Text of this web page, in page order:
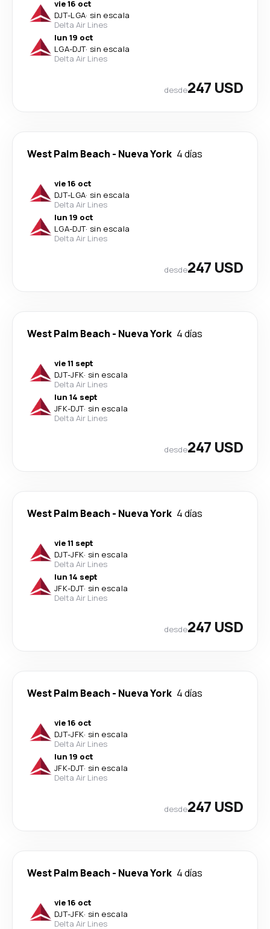
vie 16 oct
DJT-LGA· sin escala
Delta Air Lines
lun 19 oct
LGA-DJT· sin escala
Delta Air Lines
desde247 USD
West Palm Beach - Nueva York 4 días
vie 16 oct
DJT-LGA· sin escala
Delta Air Lines
lun 19 oct
LGA-DJT· sin escala
Delta Air Lines
desde247 USD
West Palm Beach - Nueva York 4 días
vie 11 sept
DJT-JFK· sin escala
Delta Air Lines
lun 14 sept
JFK-DJT· sin escala
Delta Air Lines
desde247 USD
West Palm Beach - Nueva York 4 días
vie 11 sept
DJT-JFK· sin escala
Delta Air Lines
lun 14 sept
JFK-DJT· sin escala
Delta Air Lines
desde247 USD
West Palm Beach - Nueva York 4 días
vie 16 oct
DJT-JFK· sin escala
Delta Air Lines
lun 19 oct
JFK-DJT· sin escala
Delta Air Lines
desde247 USD
West Palm Beach - Nueva York 4 días
vie 16 oct
DJT-JFK· sin escala
Delta Air Lines